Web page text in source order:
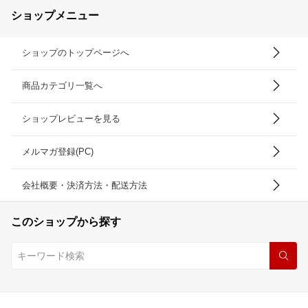
ショップメニュー
ショップのトップページへ
商品カテゴリ一覧へ
ショップレビューを見る
メルマガ登録(PC)
会社概要・決済方法・配送方法
このショップから探す